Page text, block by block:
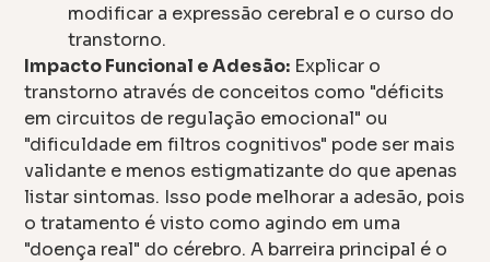
modificar a expressão cerebral e o curso do
transtorno.
Impacto Funcional e Adesão: Explicar o
transtorno através de conceitos como "déficits
em circuitos de regulação emocional" ou
"dificuldade em filtros cognitivos" pode ser mais
validante e menos estigmatizante do que apenas
listar sintomas. Isso pode melhorar a adesão, pois
o tratamento é visto como agindo em uma
"doença real" do cérebro. A barreira principal é o